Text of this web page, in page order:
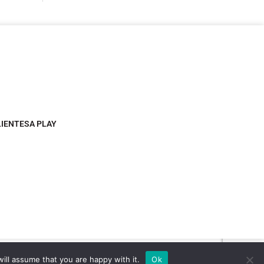
PLAY
assume that you are happy with it. Ok